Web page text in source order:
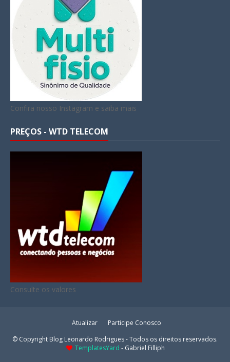
Confira nosso Instagram e saiba mais
PREÇOS - WTD TELECOM
Consulte os valores
Atualizar
Participe Conosco
© Copyright Blog Leonardo Rodrigues - Todos os direitos reservados.
TemplatesYard - Gabriel Filliph